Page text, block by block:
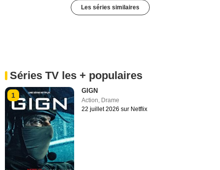
Les séries similaires
Séries TV les + populaires
1
GIGN
Action Drame
22 juillet 2026 sur Netflix